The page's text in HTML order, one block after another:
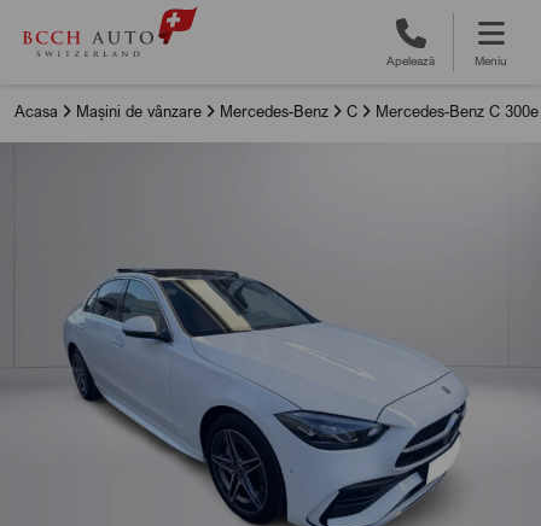
Apelează Meniu
Acasa Mașini de vânzare Mercedes-Benz C Mercedes-Benz C